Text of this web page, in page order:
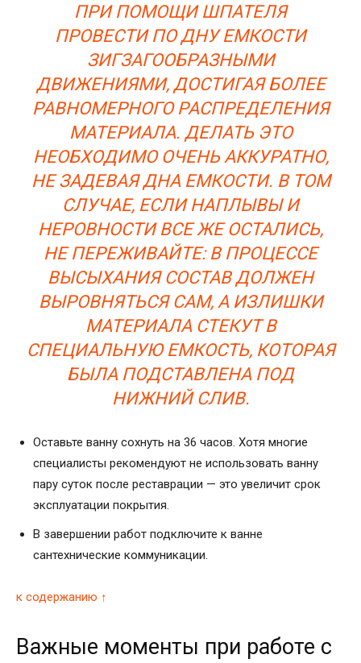
ПРИ ПОМОЩИ ШПАТЕЛЯ
ПРОВЕСТИ ПО ДНУ ЕМКОСТИ
ЗИГЗАГООБРАЗНЫМИ
ДВИЖЕНИЯМИ, ДОСТИГАЯ БОЛЕЕ
РАВНОМЕРНОГО РАСПРЕДЕЛЕНИЯ
МАТЕРИАЛА. ДЕЛАТЬ ЭТО
НЕОБХОДИМО ОЧЕНЬ АККУРАТНО,
НЕ ЗАДЕВАЯ ДНА ЕМКОСТИ. В ТОМ
СЛУЧАЕ, ЕСЛИ НАПЛЫВЫ И
НЕРОВНОСТИ ВСЕ ЖЕ ОСТАЛИСЬ,
НЕ ПЕРЕЖИВАЙТЕ: В ПРОЦЕССЕ
ВЫСЫХАНИЯ СОСТАВ ДОЛЖЕН
ВЫРОВНЯТЬСЯ САМ, А ИЗЛИШКИ
МАТЕРИАЛА СТЕКУТ В
СПЕЦИАЛЬНУЮ ЕМКОСТЬ, КОТОРАЯ
БЫЛА ПОДСТАВЛЕНА ПОД
НИЖНИЙ СЛИВ.
Оставьте ванну сохнуть на 36 часов. Хотя многие
специалисты рекомендуют не использовать ванну
пару суток после реставрации — это увеличит срок
эксплуатации покрытия.
В завершении работ подключите к ванне
сантехнические коммуникации.
к содержанию ↑
Важные моменты при работе с